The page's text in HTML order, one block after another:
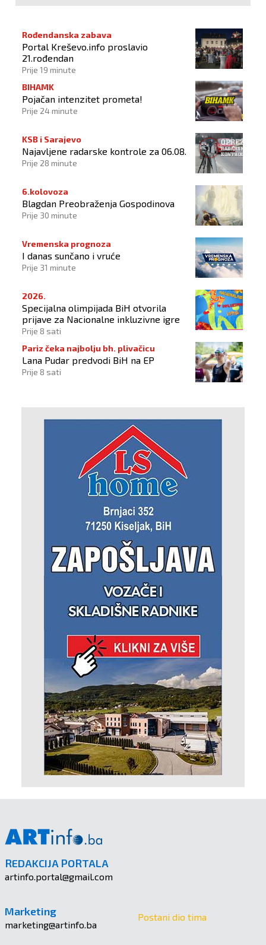
Rođendanska zabava
Portal Kreševo.info proslavio
21.rođendan
Prije 19 minute
BIHAMK
Pojačan intenzitet prometa!
Prije 24 minute
KSB i Sarajevo
Najavljene radarske kontrole za 06.08.
Prije 28 minute
6.kolovoza
Blagdan Preobraženja Gospodinova
Prije 30 minute
Vremenska prognoza
I danas sunčano i vruće
Prije 31 minute
2026.
Specijalna olimpijada BiH otvorila
prijave za Nacionalne inkluzivne igre
Prije 8 sati
Pariz čeka najbolju bh. plivačicu
Lana Pudar predvodi BiH na EP
Prije 8 sati
REDAKCIJA PORTALA
artinfo.portal@gmail.com
Marketing
marketing@artinfo.ba
Postani dio tima